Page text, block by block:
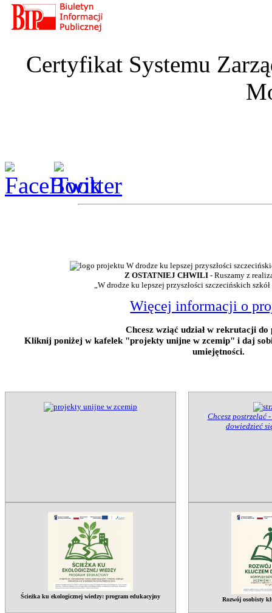
Certyfikat Systemu
Z OSTATNIEJ CHWILI - Ruszamy z
„W drodze ku lepszej przyszłości szczecińskich
Więcej informacji o
Chcesz wziąć udział w rekrutacji
Kliknij poniżej w kafelek "projekty unijne w zcemip" i daj
umiejętności.
Chcesz postrzelać
dowiedzieć
Ścieżka ku ekologicznej wiedzy: program edukacyjny
Rozwój osobisty